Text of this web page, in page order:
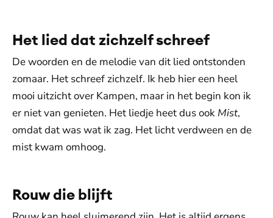
Het lied dat zichzelf schreef
De woorden en de melodie van dit lied ontstonden
zomaar. Het schreef zichzelf. Ik heb hier een heel
mooi uitzicht over Kampen, maar in het begin kon ik
er niet van genieten. Het liedje heet dus ook Mist,
omdat dat was wat ik zag. Het licht verdween en de
mist kwam omhoog.
Rouw die blijft